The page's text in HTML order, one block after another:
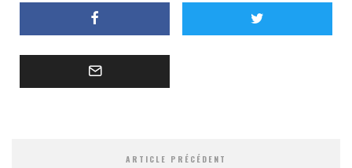
ARTICLE PRÉCÉDENT